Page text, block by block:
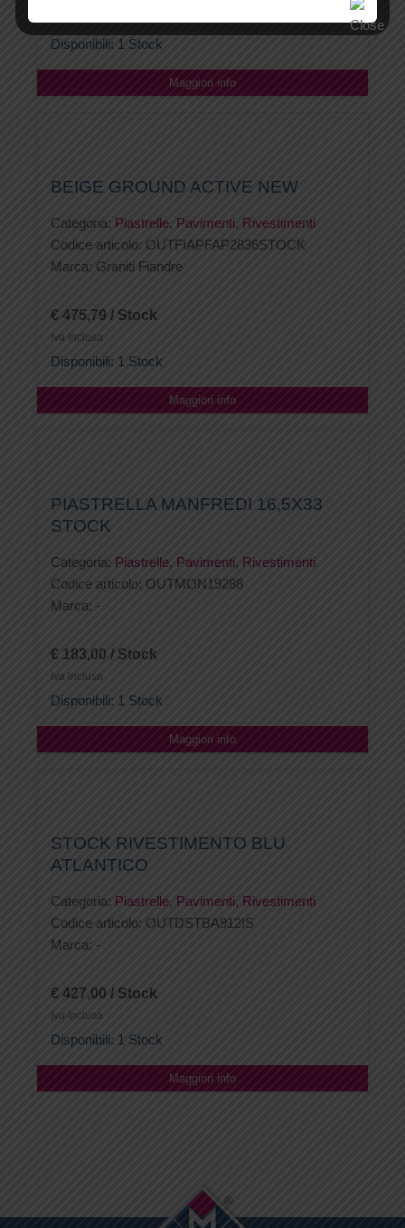
Disponibili: 1 Stock
Maggiori info
BEIGE GROUND ACTIVE NEW
Categoria: Piastrelle, Pavimenti, Rivestimenti
Codice articolo: OUTFIAPFAP2836STOCK
Marca: Graniti Fiandre
€ 475,79 / Stock
Iva inclusa
Disponibili: 1 Stock
Maggiori info
PIASTRELLA MANFREDI 16,5X33
STOCK
Categoria: Piastrelle, Pavimenti, Rivestimenti
Codice articolo: OUTMON19288
Marca: -
€ 183,00 / Stock
Iva inclusa
Disponibili: 1 Stock
Maggiori info
STOCK RIVESTIMENTO BLU
ATLANTICO
Categoria: Piastrelle, Pavimenti, Rivestimenti
Codice articolo: OUTDSTBA912IS
Marca: -
€ 427,00 / Stock
Iva inclusa
Disponibili: 1 Stock
Maggiori info